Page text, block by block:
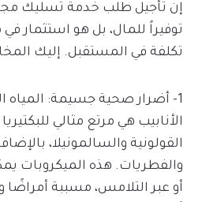
إن تأجيل طلب خدمة تسليك
توفيراً للمال، بل هو استثمار
تكلفة في المستقبل. إليك
1- أضرار صحية جسيمة: المياه
الأنابيب هي مرتع مثالي
القولونية والسالمونيلا،
والفطريات. هذه الميكروبات
أو عبر التلامس، مسببة